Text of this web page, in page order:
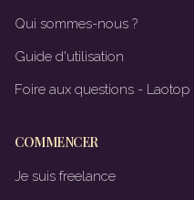
Qui sommes-nous ?
Guide d'utilisation
Foire aux questions - Laotop
COMMENCER
Je suis freelance